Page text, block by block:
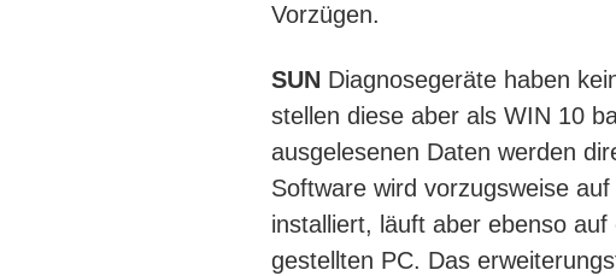
Vorzügen.
SUN Diagnosegeräte haben
stellen diese aber als WIN 10
ausgelesenen Daten werden
Software wird vorzugsweise
installiert, läuft aber ebenso
gestellten PC. Das